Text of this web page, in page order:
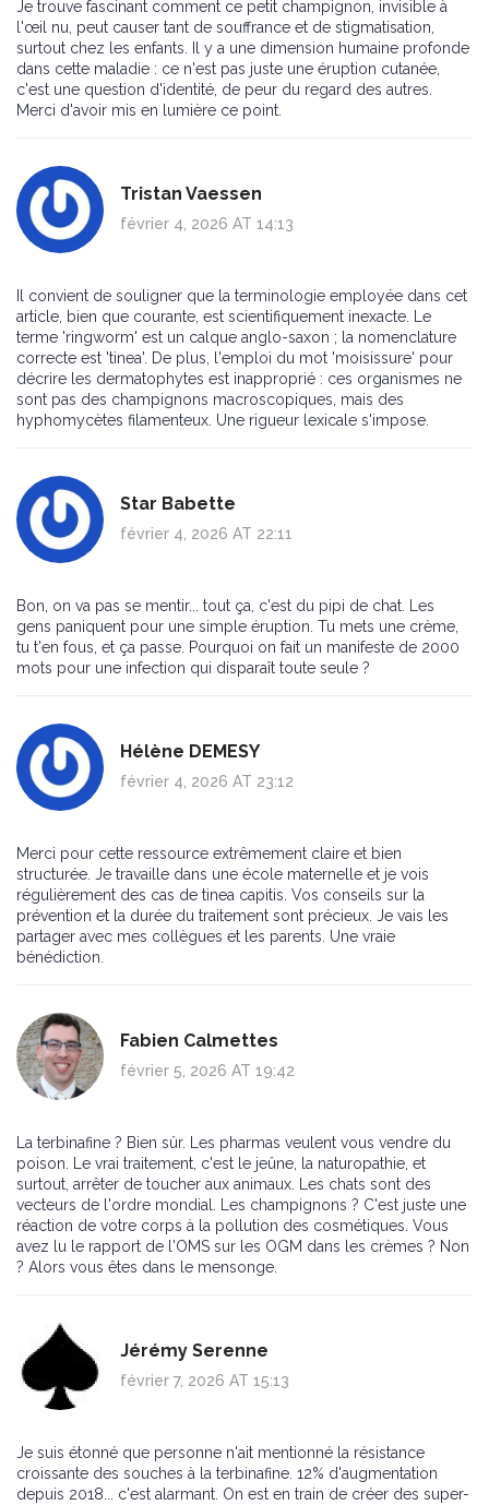
Je trouve fascinant comment ce petit champignon, invisible à
l'œil nu, peut causer tant de souffrance et de stigmatisation,
surtout chez les enfants. Il y a une dimension humaine profonde
dans cette maladie : ce n'est pas juste une éruption cutanée,
c'est une question d'identité, de peur du regard des autres.
Merci d'avoir mis en lumière ce point.
Tristan Vaessen
février 4, 2026 AT 14:13
Il convient de souligner que la terminologie employée dans cet
article, bien que courante, est scientifiquement inexacte. Le
terme 'ringworm' est un calque anglo-saxon ; la nomenclature
correcte est 'tinea'. De plus, l'emploi du mot 'moisissure' pour
décrire les dermatophytes est inapproprié : ces organismes ne
sont pas des champignons macroscopiques, mais des
hyphomycètes filamenteux. Une rigueur lexicale s'impose.
Star Babette
février 4, 2026 AT 22:11
Bon, on va pas se mentir... tout ça, c'est du pipi de chat. Les
gens paniquent pour une simple éruption. Tu mets une crème,
tu t'en fous, et ça passe. Pourquoi on fait un manifeste de 2000
mots pour une infection qui disparaît toute seule ?
Hélène DEMESY
février 4, 2026 AT 23:12
Merci pour cette ressource extrêmement claire et bien
structurée. Je travaille dans une école maternelle et je vois
régulièrement des cas de tinea capitis. Vos conseils sur la
prévention et la durée du traitement sont précieux. Je vais les
partager avec mes collègues et les parents. Une vraie
bénédiction.
Fabien Calmettes
février 5, 2026 AT 19:42
La terbinafine ? Bien sûr. Les pharmas veulent vous vendre du
poison. Le vrai traitement, c'est le jeûne, la naturopathie, et
surtout, arrêter de toucher aux animaux. Les chats sont des
vecteurs de l'ordre mondial. Les champignons ? C'est juste une
réaction de votre corps à la pollution des cosmétiques. Vous
avez lu le rapport de l'OMS sur les OGM dans les crèmes ? Non
? Alors vous êtes dans le mensonge.
Jérémy Serenne
février 7, 2026 AT 15:13
Je suis étonné que personne n'ait mentionné la résistance
croissante des souches à la terbinafine. 12% d'augmentation
depuis 2018... c'est alarmant. On est en train de créer des super-